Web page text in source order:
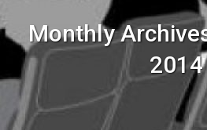
Monthly
2014